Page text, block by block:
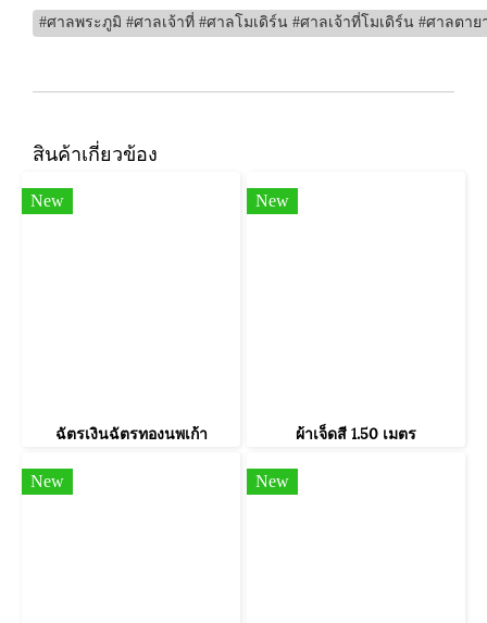
#ศาลพระภูมิ #ศาลเจ้าที่ #ศาลโมเดิร์น #ศาลเจ้าที่โมเดิร์น #ศาลตายา
สินค้าเกี่ยวข้อง
New
ฉัตรเงินฉัตรทองนพเก้า
New
ผ้าเจ็ดสี 1.50 เมตร
New New